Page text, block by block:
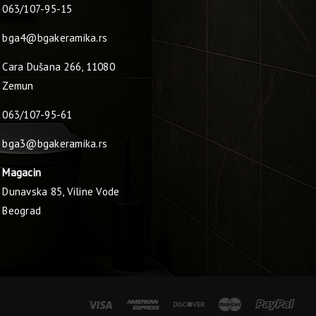
063/107-95-15
bga4@bgakeramika.rs
Cara Dušana 266, 11080
Zemun
063/107-95-61
bga3@bgakeramika.rs
Magacin
Dunavska 85, Viline Vode
Beograd